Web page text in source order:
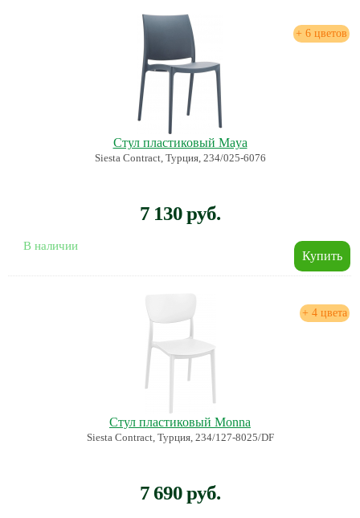
+ 6 цветов
Стул пластиковый Maya
Siesta Contract, Турция, 234/025-6076
7 130 руб.
В наличии
+ 4 цвета
Стул пластиковый Monna
Siesta Contract, Турция, 234/127-8025/DF
7 690 руб.